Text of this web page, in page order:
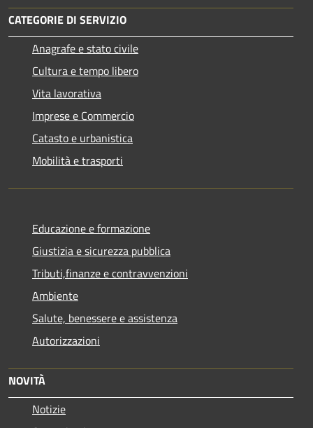
CATEGORIE DI SERVIZIO
Anagrafe e stato civile
Cultura e tempo libero
Vita lavorativa
Imprese e Commercio
Catasto e urbanistica
Mobilità e trasporti
Educazione e formazione
Giustizia e sicurezza pubblica
Tributi,finanze e contravvenzioni
Ambiente
Salute, benessere e assistenza
Autorizzazioni
NOVITÀ
Notizie